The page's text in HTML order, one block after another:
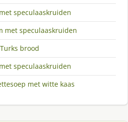
speculaaskruiden
met speculaaskruiden
brood
speculaaskruiden
met witte kaas